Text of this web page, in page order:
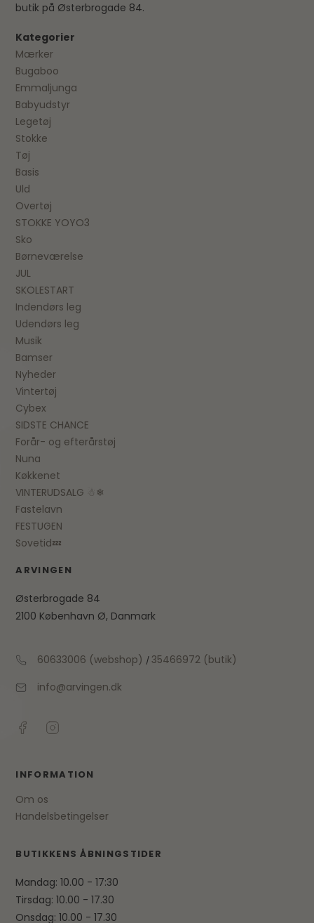
butik på Østerbrogade 84.
Kategorier
Mærker
Bugaboo
Emmaljunga
Babyudstyr
Legetøj
Stokke
Tøj
Basis
Uld
Overtøj
STOKKE YOYO3
Sko
Børneværelse
JUL
SKOLESTART
Indendørs leg
Udendørs leg
Musik
Bamser
Nyheder
Vintertøj
Cybex
SIDSTE CHANCE
Forår- og efterårstøj
Nuna
Køkkenet
VINTERUDSALG ☃❄
Fastelavn
FESTUGEN
Sovetid💤
ARVINGEN
Østerbrogade 84
2100 København Ø, Danmark
60633006 (webshop) /35466972 (butik)
info@arvingen.dk
INFORMATION
Om os
Handelsbetingelser
BUTIKKENS ÅBNINGSTIDER
Mandag: 10.00 - 17:30
Tirsdag: 10.00 - 17.30
Onsdag: 10.00 - 17.30